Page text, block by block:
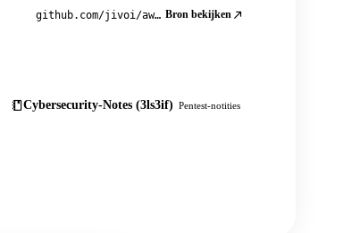
github.com/jivoi/awesome-osint Bron bekijken
Cybersecurity-Notes (3ls3if) Pentest-notities